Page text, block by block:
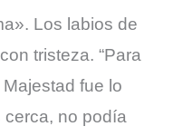
Los labios de
tristeza. “Para
fue lo
no podía